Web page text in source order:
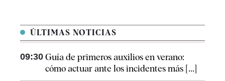
ÚLTIMAS NOTICIAS
09:30 Guía de primeros auxilios en verano:
cómo actuar ante los incidentes más [...]